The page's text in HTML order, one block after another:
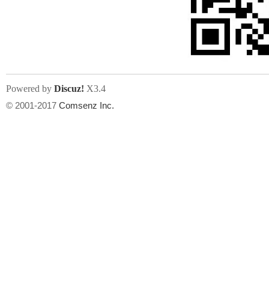
Powered by Discuz! X3.4
© 2001-2017 Comsenz Inc.